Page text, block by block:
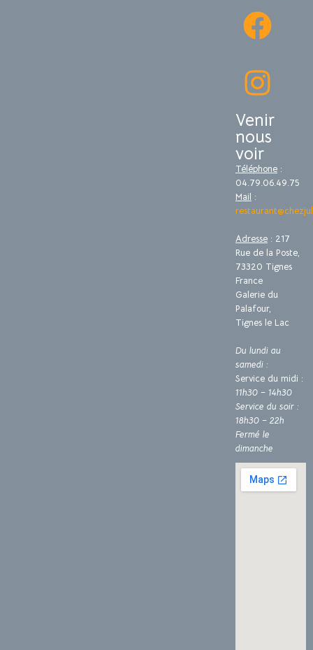
Venir
nous
voir
Téléphone :
04.79.06.49.75
Mail :
Adresse : 217
Rue de la Poste,
73320 Tignes
France
Galerie du
Palafour,
Tignes le Lac
Du lundi au
samedi :
Service du midi :
11h30 – 14h30
Service du soir :
18h30 – 22h
Fermé le
dimanche